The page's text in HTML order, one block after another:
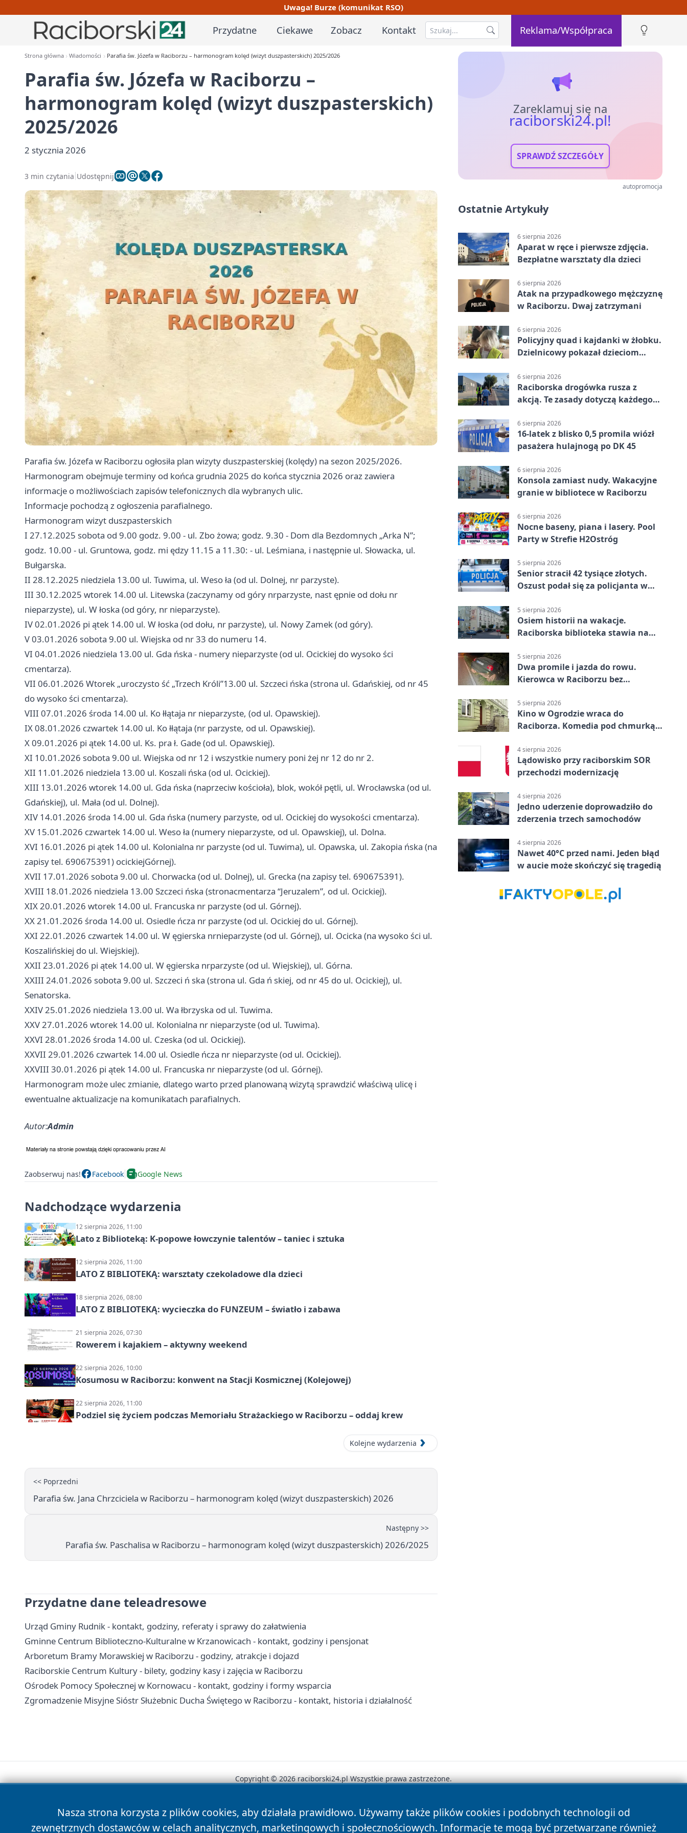
Uwaga! Burze (komunikat RSO)
Przydatne Ciekawe Zobacz Kontakt Reklama/Współpraca
Strona główna Wiadomości Parafia św. Józefa w Raciborzu – harmonogram kolęd (wizyt duszpasterskich) 2025/2026
Parafia św. Józefa w Raciborzu –
harmonogram kolęd (wizyt duszpasterskich)
2025/2026
2 stycznia 2026
3 min czytania Udostępnij
Parafia św. Józefa w Raciborzu ogłosiła plan wizyty duszpasterskiej (kolędy) na sezon 2025/2026.
Harmonogram obejmuje terminy od końca grudnia 2025 do końca stycznia 2026 oraz zawiera
informacje o możliwościach zapisów telefonicznych dla wybranych ulic.
Informacje pochodzą z ogłoszenia parafialnego.
Harmonogram wizyt duszpasterskich
I 27.12.2025 sobota od 9.00 godz. 9.00 - ul. Zbo żowa; godz. 9.30 - Dom dla Bezdomnych „Arka N”;
godz. 10.00 - ul. Gruntowa, godz. mi ędzy 11.15 a 11.30: - ul. Leśmiana, i następnie ul. Słowacka, ul.
Bułgarska.
II 28.12.2025 niedziela 13.00 ul. Tuwima, ul. Weso ła (od ul. Dolnej, nr parzyste).
III 30.12.2025 wtorek 14.00 ul. Litewska (zaczynamy od góry nrparzyste, nast ępnie od dołu nr
nieparzyste), ul. W łoska (od góry, nr nieparzyste).
IV 02.01.2026 pi ątek 14.00 ul. W łoska (od dołu, nr parzyste), ul. Nowy Zamek (od góry).
V 03.01.2026 sobota 9.00 ul. Wiejska od nr 33 do numeru 14.
VI 04.01.2026 niedziela 13.00 ul. Gda ńska - numery nieparzyste (od ul. Ocickiej do wysoko ści
cmentarza).
VII 06.01.2026 Wtorek „uroczysto ść „Trzech Króli”13.00 ul. Szczeci ńska (strona ul. Gdańskiej, od nr 45
do wysoko ści cmentarza).
VIII 07.01.2026 środa 14.00 ul. Ko łłątaja nr nieparzyste, (od ul. Opawskiej).
IX 08.01.2026 czwartek 14.00 ul. Ko łłątaja (nr parzyste, od ul. Opawskiej).
X 09.01.2026 pi ątek 14.00 ul. Ks. pra ł. Gade (od ul. Opawskiej).
XI 10.01.2026 sobota 9.00 ul. Wiejska od nr 12 i wszystkie numery poni żej nr 12 do nr 2.
XII 11.01.2026 niedziela 13.00 ul. Koszali ńska (od ul. Ocickiej).
XIII 13.01.2026 wtorek 14.00 ul. Gda ńska (naprzeciw kościoła), blok, wokół pętli, ul. Wrocławska (od ul.
Gdańskiej), ul. Mała (od ul. Dolnej).
XIV 14.01.2026 środa 14.00 ul. Gda ńska (numery parzyste, od ul. Ocickiej do wysokości cmentarza).
XV 15.01.2026 czwartek 14.00 ul. Weso ła (numery nieparzyste, od ul. Opawskiej), ul. Dolna.
XVI 16.01.2026 pi ątek 14.00 ul. Kolonialna nr parzyste (od ul. Tuwima), ul. Opawska, ul. Zakopia ńska (na
zapisy tel. 690675391) ocickiejGórnej).
XVII 17.01.2026 sobota 9.00 ul. Chorwacka (od ul. Dolnej), ul. Grecka (na zapisy tel. 690675391).
XVIII 18.01.2026 niedziela 13.00 Szczeci ńska (stronacmentarza “Jeruzalem”, od ul. Ocickiej).
XIX 20.01.2026 wtorek 14.00 ul. Francuska nr parzyste (od ul. Górnej).
XX 21.01.2026 środa 14.00 ul. Osiedle ńcza nr parzyste (od ul. Ocickiej do ul. Górnej).
XXI 22.01.2026 czwartek 14.00 ul. W ęgierska nrnieparzyste (od ul. Górnej), ul. Ocicka (na wysoko ści ul.
Koszalińskiej do ul. Wiejskiej).
XXII 23.01.2026 pi ątek 14.00 ul. W ęgierska nrparzyste (od ul. Wiejskiej), ul. Górna.
XXIII 24.01.2026 sobota 9.00 ul. Szczeci ń ska (strona ul. Gda ń skiej, od nr 45 do ul. Ocickiej), ul.
Senatorska.
XXIV 25.01.2026 niedziela 13.00 ul. Wa łbrzyska od ul. Tuwima.
XXV 27.01.2026 wtorek 14.00 ul. Kolonialna nr nieparzyste (od ul. Tuwima).
XXVI 28.01.2026 środa 14.00 ul. Czeska (od ul. Ocickiej).
XXVII 29.01.2026 czwartek 14.00 ul. Osiedle ńcza nr nieparzyste (od ul. Ocickiej).
XXVIII 30.01.2026 pi ątek 14.00 ul. Francuska nr nieparzyste (od ul. Górnej).
Harmonogram może ulec zmianie, dlatego warto przed planowaną wizytą sprawdzić właściwą ulicę i
ewentualne aktualizacje na komunikatach parafialnych.
Autor:Admin
Zaobserwuj nas! Facebook Google News
Nadchodzące wydarzenia
12 sierpnia 2026, 11:00
Lato z Biblioteką: K-popowe łowczynie talentów – taniec i sztuka
12 sierpnia 2026, 11:00
LATO Z BIBLIOTEKĄ: warsztaty czekoladowe dla dzieci
18 sierpnia 2026, 08:00
LATO Z BIBLIOTEKĄ: wycieczka do FUNZEUM – światło i zabawa
21 sierpnia 2026, 07:30
Rowerem i kajakiem – aktywny weekend
22 sierpnia 2026, 10:00
Kosumosu w Raciborzu: konwent na Stacji Kosmicznej (Kolejowej)
22 sierpnia 2026, 11:00
Podziel się życiem podczas Memoriału Strażackiego w Raciborzu – oddaj krew
Kolejne wydarzenia
<< Poprzedni
Parafia św. Jana Chrzciciela w Raciborzu – harmonogram kolęd (wizyt duszpasterskich) 2026
Następny >>
Parafia św. Paschalisa w Raciborzu – harmonogram kolęd (wizyt duszpasterskich) 2026/2025
Przydatne dane teleadresowe
Urząd Gminy Rudnik - kontakt, godziny, referaty i sprawy do załatwienia
Gminne Centrum Biblioteczno-Kulturalne w Krzanowicach - kontakt, godziny i pensjonat
Arboretum Bramy Morawskiej w Raciborzu - godziny, atrakcje i dojazd
Raciborskie Centrum Kultury - bilety, godziny kasy i zajęcia w Raciborzu
Ośrodek Pomocy Społecznej w Kornowacu - kontakt, godziny i formy wsparcia
Zgromadzenie Misyjne Sióstr Służebnic Ducha Świętego w Raciborzu - kontakt, historia i działalność
Zareklamuj się na
raciborski24.pl!
SPRAWDŹ SZCZEGÓŁY
autopromocja
Ostatnie Artykuły
6 sierpnia 2026
Aparat w ręce i pierwsze zdjęcia.
Bezpłatne warsztaty dla dzieci
6 sierpnia 2026
Atak na przypadkowego mężczyznę
w Raciborzu. Dwaj zatrzymani
6 sierpnia 2026
Policyjny quad i kajdanki w żłobku.
Dzielnicowy pokazał dzieciom
6 sierpnia 2026
Raciborska drogówka rusza z
akcją. Te zasady dotyczą każdego
6 sierpnia 2026
16-latek z blisko 0,5 promila wiózł
pasażera hulajnogą po DK 45
6 sierpnia 2026
Konsola zamiast nudy. Wakacyjne
granie w bibliotece w Raciborzu
6 sierpnia 2026
Nocne baseny, piana i lasery. Pool
Party w Strefie H2Ostróg
5 sierpnia 2026
Senior stracił 42 tysiące złotych.
Oszust podał się za policjanta w
5 sierpnia 2026
Osiem historii na wakacje.
Raciborska biblioteka stawia na
5 sierpnia 2026
Dwa promile i jazda do rowu.
Kierowca w Raciborzu bez
5 sierpnia 2026
Kino w Ogrodzie wraca do
Raciborza. Komedia pod chmurką
4 sierpnia 2026
Lądowisko przy raciborskim SOR
przechodzi modernizację
4 sierpnia 2026
Jedno uderzenie doprowadziło do
zderzenia trzech samochodów
4 sierpnia 2026
Nawet 40°C przed nami. Jeden błąd
w aucie może skończyć się tragedią
Nasza strona korzysta z plików cookies, aby działała prawidłowo. Używamy także plików cookies i podobnych technologii od
zewnętrznych dostawców w celach analitycznych, marketingowych i społecznościowych. Informacje te mogą być przetwarzane również
Copyright © 2026 raciborski24.pl Wszystkie prawa zastrzeżone.
News Autorzy Polityka Prywatności Polityka Cookies